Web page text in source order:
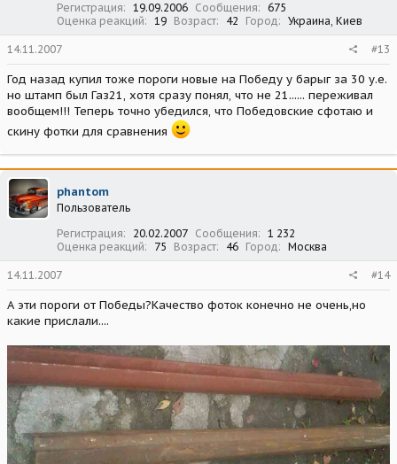
Регистрация 19.09.2006 Сообщения
675
Оценка реакций
19 Возраст 42 Город Украина, Киев
14.11.2007 #13
Год назад купил тоже пороги новые на Победу у барыг за 30 у.е.
но штамп был Газ21, хотя сразу понял, что не 21...... переживал
вообщем!!! Теперь точно убедился, что Победовские сфотаю и
скину фотки для сравнения
phantom
Пользователь
Регистрация
20.02.2007 Сообщения
1 232
Оценка реакций
75 Возраст 46 Город Москва
14.11.2007 #14
А эти пороги от Победы?Качество фоток конечно не очень,но
какие прислали....